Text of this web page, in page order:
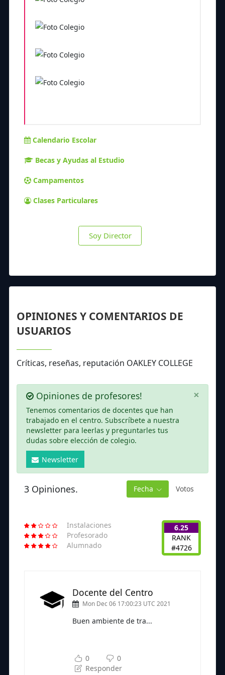
Calendario Escolar
Becas y Ayudas al Estudio
Campamentos
Clases Particulares
Soy Director
OPINIONES Y COMENTARIOS DE
USUARIOS
Críticas, reseñas, reputación OAKLEY COLLEGE
×
Opiniones de profesores!
Tenemos comentarios de docentes que han
trabajado en el centro. Subscríbete a nuestra
newsletter para leerlas y preguntarles tus
dudas sobre elección de colegio.
Newsletter
3 Opiniones. Fecha Votos
Instalaciones
Profesorado
Alumnado
6.25
RANK
#4726
Docente del Centro
Mon Dec 06 17:00:23 UTC 2021
Buen ambiente de tra...
0
0
Responder